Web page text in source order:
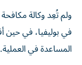
ولم تُعِد وكالة
في بوليفيا، في حين
المساعدة في العملية.